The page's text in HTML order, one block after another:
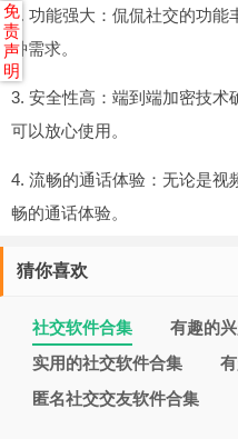
2. 功能强大：侃侃社交的功能
种需求。
3. 安全性高：端到端加密技术
可以放心使用。
4. 流畅的通话体验：无论是视
畅的通话体验。
猜你喜欢
社交软件合集
有趣的
实用的社交软件合集
匿名社交交友软件合集
免
责
声
明